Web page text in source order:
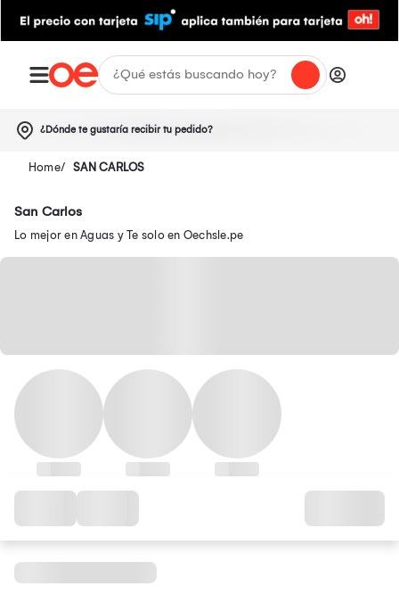
¿Dónde te gustaría recibir tu pedido?
SAN CARLOS
San Carlos
Lo mejor en Aguas y Te solo en Oechsle.pe